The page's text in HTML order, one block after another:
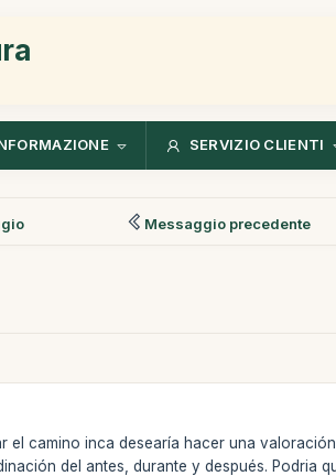
SERVIZIO CLIENTI
Messaggio precedente
el camino inca desearía hacer una
del antes, durante y después. Podria